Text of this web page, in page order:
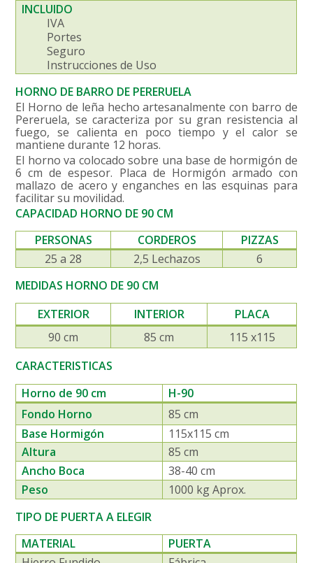
INCLUIDO
IVA
Portes
Seguro
Instrucciones de Uso
HORNO DE BARRO DE PERERUELA
El Horno de leña hecho artesanalmente con barro de
Pereruela, se caracteriza por su gran resistencia al
fuego, se calienta en poco tiempo y el calor se
mantiene durante 12 horas.
El horno va colocado sobre una base de hormigón de
6 cm de espesor. Placa de Hormigón armado con
mallazo de acero y enganches en las esquinas para
facilitar su movilidad.
CAPACIDAD HORNO DE 90 CM
PERSONAS
CORDEROS
PIZZAS
25 a 28
2,5 Lechazos
6
MEDIDAS HORNO DE 90 CM
EXTERIOR
INTERIOR
PLACA
90 cm
85 cm
115 x115
CARACTERISTICAS
Horno de 90 cm
H-90
Fondo Horno
85 cm
Base Hormigón
115x115 cm
Altura
85 cm
Ancho Boca
38-40 cm
Peso
1000 kg Aprox.
TIPO DE PUERTA A ELEGIR
MATERIAL
PUERTA